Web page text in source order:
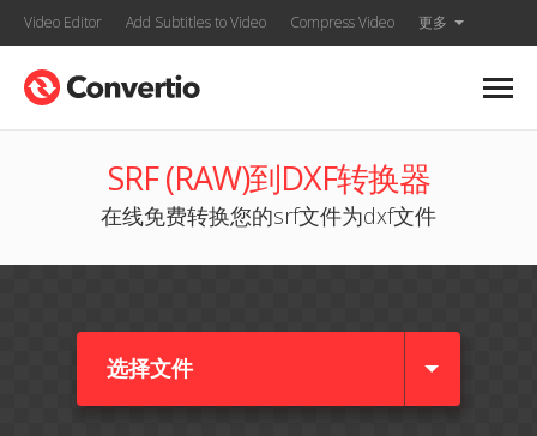
Video Editor Add Subtitles to Video Compress Video 更多
SRF (RAW)到DXF转换器
在线免费转换您的srf文件为dxf文件
选择文件